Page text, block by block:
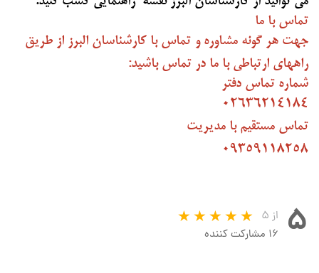
تماس با ما
جهت هر گونه مشاوره و تماس با کارشناسان البرز از طریق
راههای ارتباطی با ما در تماس باشید:
شماره تماس دفتر
02636214184
تماس مستقیم با مدیریت
09359118258
۵ از ۵
۱۶ مشارکت کننده